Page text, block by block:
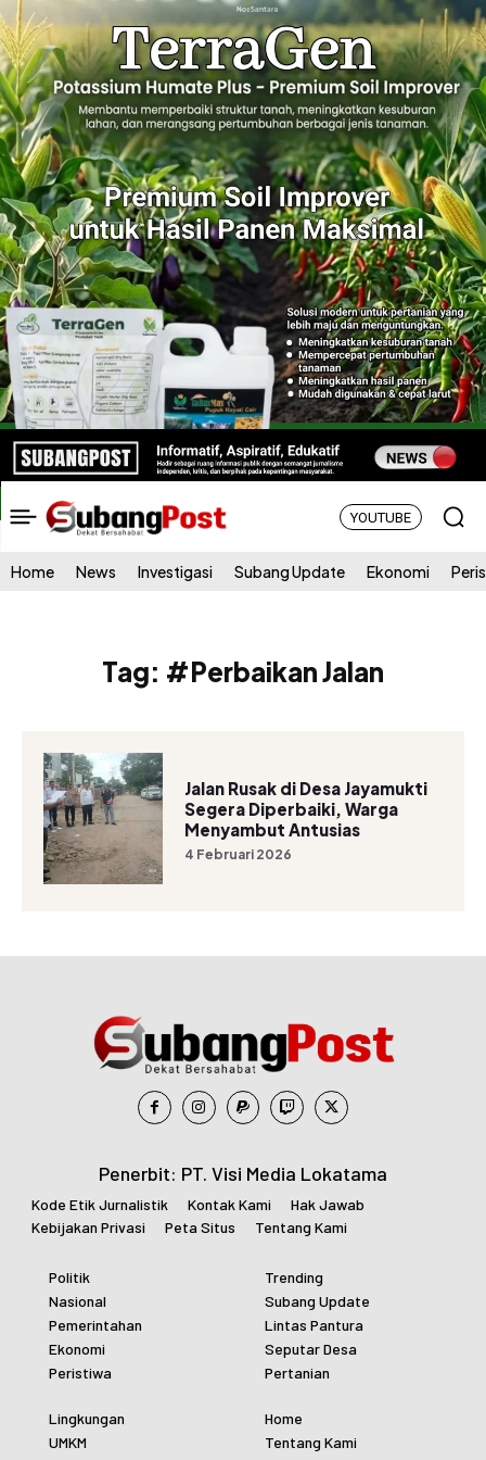
YOUTUBE
Home News Investigasi Subang Update Ekonomi
Tag: #Perbaikan Jalan
Jalan Rusak di Desa Jayamukti
Segera Diperbaiki, Warga
Menyambut Antusias
4 Februari 2026
Penerbit: PT. Visi Media Lokatama
Kode Etik Jurnalistik Kontak Kami
Hak Jawab
Kebijakan Privasi
Peta Situs Tentang Kami
Politik
Nasional
Pemerintahan
Ekonomi
Peristiwa
Trending
Subang Update
Lintas Pantura
Seputar Desa
Pertanian
Lingkungan
UMKM
Home
Tentang Kami